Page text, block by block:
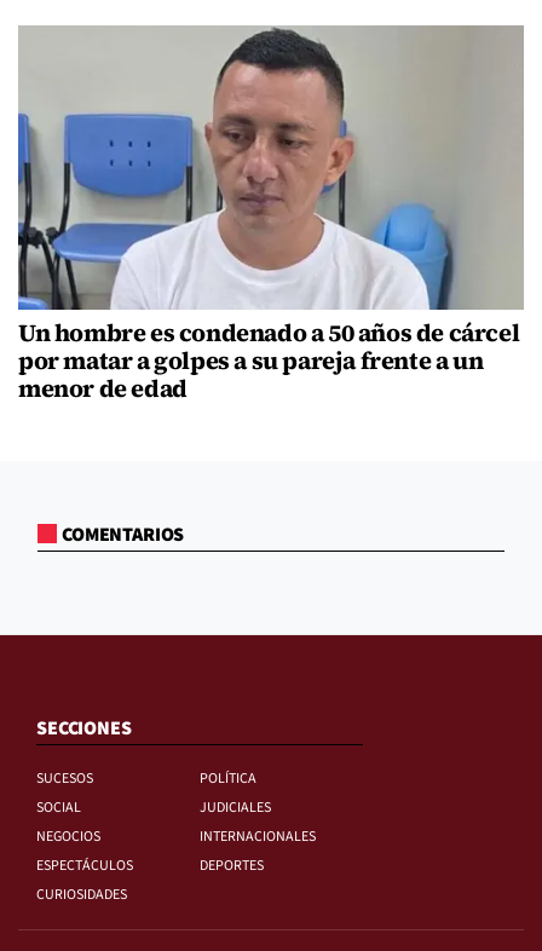
Un hombre es condenado a 50 años de cárcel
por matar a golpes a su pareja frente a un
menor de edad
COMENTARIOS
SECCIONES
SUCESOS
POLÍTICA
SOCIAL
JUDICIALES
NEGOCIOS
INTERNACIONALES
ESPECTÁCULOS
DEPORTES
CURIOSIDADES